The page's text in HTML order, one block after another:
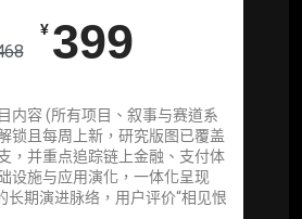
¥ 399
内容 (所有项目、叙事与赛道系
锁且每周上新，研究版图已覆盖
，并重点追踪链上金融、支付体
设施与应用演化，一体化呈现
长期演进脉络，用户评价“相见恨
权（ 6 次，官方发布研报预告后
沟通（1 小时，话题需审核）
疑服务（3 次提问，话题需审